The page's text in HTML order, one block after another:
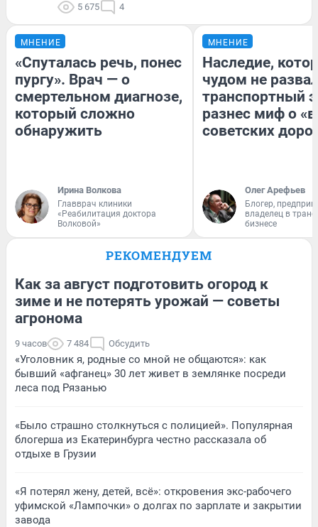
5 675 4
МНЕНИЕ
«Спуталась речь, понес
пургу». Врач — о
смертельном диагнозе,
который сложно
обнаружить
Ирина Волкова
Главврач клиники
«Реабилитация доктора
Волковой»
МНЕНИЕ
Наследие,
чудом не
транспортный
разнес миф о
советских
Олег Арефьев
Блогер,
владелец в
бизнесе
РЕКОМЕНДУЕМ
Как за август подготовить огород к
зиме и не потерять урожай — советы
агронома
9 часов 7 484 Обсудить
«Уголовник я, родные со мной не общаются»: как
бывший «афганец» 30 лет живет в землянке посреди
леса под Рязанью
«Было страшно столкнуться с полицией». Популярная
блогерша из Екатеринбурга честно рассказала об
отдыхе в Грузии
«Я потерял жену, детей, всё»: откровения экс-рабочего
уфимской «Лампочки» о долгах по зарплате и закрытии
завода